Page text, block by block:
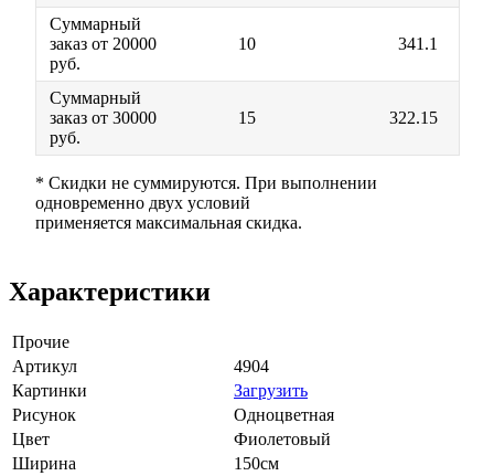
Суммарный
заказ от 20000
руб.
10 341.1
Суммарный
заказ от 30000
руб.
15 322.15
* Скидки не суммируются. При выполнении
одновременно двух условий
применяется максимальная скидка.
Характеристики
Прочие
Артикул
4904
Картинки
Загрузить
Рисунок
Одноцветная
Цвет
Фиолетовый
Ширина
150см